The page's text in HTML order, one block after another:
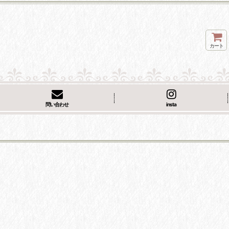
カート
問い合わせ insta